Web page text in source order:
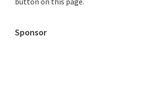
Sponsor